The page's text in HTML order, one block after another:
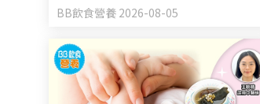
BB飲食營養 2026-08-05